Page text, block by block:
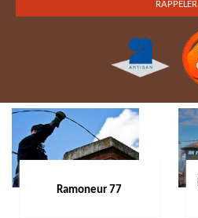
Ramoneur 77